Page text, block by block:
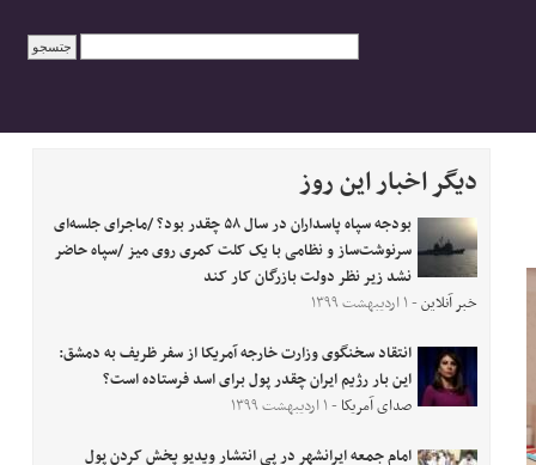
دیگر اخبار این روز
بودجه سپاه پاسداران در سال ۵۸ چقدر بود؟ /ماجرای جلسه‌ای
سرنوشت‌ساز و نظامی با یک کلت کمری روی میز /سپاه حاضر
نشد زیر نظر دولت بازرگان کار کند
خبر آنلاین- ۱ اردیبهشت ۱۳۹۹
انتقاد سخنگوی وزارت خارجه آمریکا از سفر ظریف به دمشق:
این بار رژیم ایران چقدر پول برای اسد فرستاده است؟
صدای آمریکا - ۱ اردیبهشت ۱۳۹۹
امام جمعه ایرانشهر در پی انتشار ویدیو پخش کردن پول